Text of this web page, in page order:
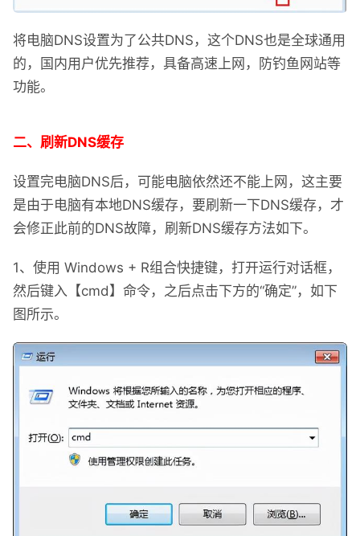
将电脑DNS设置为了公共DNS，这个DNS也是全球通用
的，国内用户优先推荐，具备高速上网，防钓鱼网站等
功能。
二、刷新DNS缓存
设置完电脑DNS后，可能电脑依然还不能上网，这主要
是由于电脑有本地DNS缓存，要刷新一下DNS缓存，才
会修正此前的DNS故障，刷新DNS缓存方法如下。
1、使用 Windows + R组合快捷键，打开运行对话框，
然后键入【cmd】命令，之后点击下方的“确定”，如下
图所示。